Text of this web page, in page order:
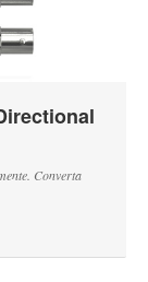
Converta